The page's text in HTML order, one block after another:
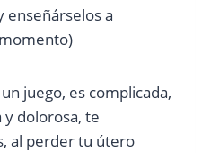
enseñárselos a
juego, es complicada,
y dolorosa, te
al perder tu útero